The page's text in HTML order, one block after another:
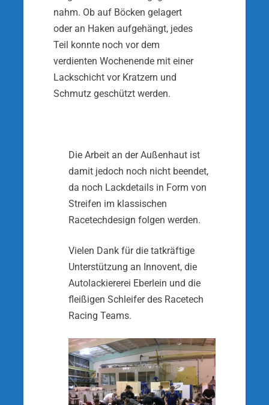
nahm. Ob auf Böcken gelagert
oder an Haken aufgehängt, jedes
Teil konnte noch vor dem
verdienten Wochenende mit einer
Lackschicht vor Kratzern und
Schmutz geschützt werden.
Die Arbeit an der Außenhaut ist
damit jedoch noch nicht beendet,
da noch Lackdetails in Form von
Streifen im klassischen
Racetechdesign folgen werden.
Vielen Dank für die tatkräftige
Unterstützung an Innovent, die
Autolackiererei Eberlein und die
fleißigen Schleifer des Racetech
Racing Teams.